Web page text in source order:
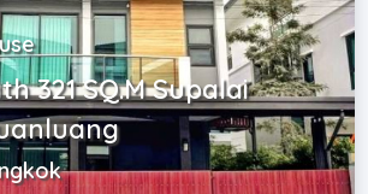
321 SQ.M Supalai